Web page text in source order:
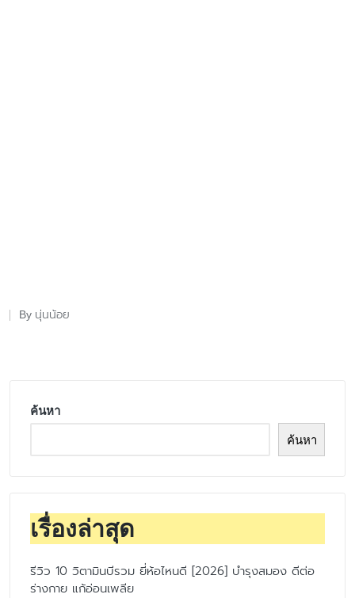
Posted
By นุ่นน้อย
ค้นหา
ค้นหา
เรื่องล่าสุด
รีวิว 10 วิตามินบีรวม ยี่ห้อไหนดี [2026] บำรุงสมอง ดีต่อ
ร่างกาย แก้อ่อนเพลีย